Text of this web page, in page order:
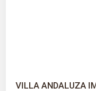
VILLA ANDALUZA